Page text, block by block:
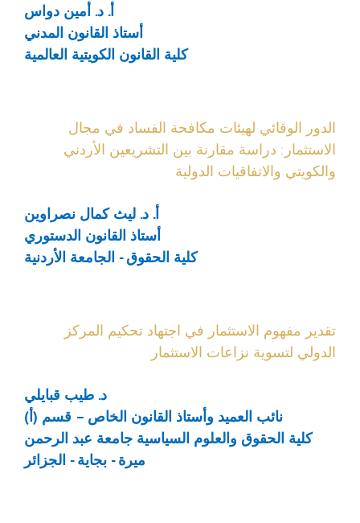
أ. د. أمين دواس
أستاذ القانون المدني
كلية القانون الكويتية العالمية
الدور الوقائي لهيئات مكافحة الفساد في مجال
الاستثمار: دراسة مقارنة بين التشريعين الأردني
والكويتي والاتفاقيات الدولية
أ. د. ليث كمال نصراوين
أستاذ القانون الدستوري
كلية الحقوق - الجامعة الأردنية
تقدير مفهوم الاستثمار في اجتهاد تحكيم المركز
الدولي لتسوية نزاعات الاستثمار
د. طيب قبايلي
نائب العميد وأستاذ القانون الخاص – قسم (أ)
كلية الحقوق والعلوم السياسية جامعة عبد الرحمن
ميرة - بجاية - الجزائر